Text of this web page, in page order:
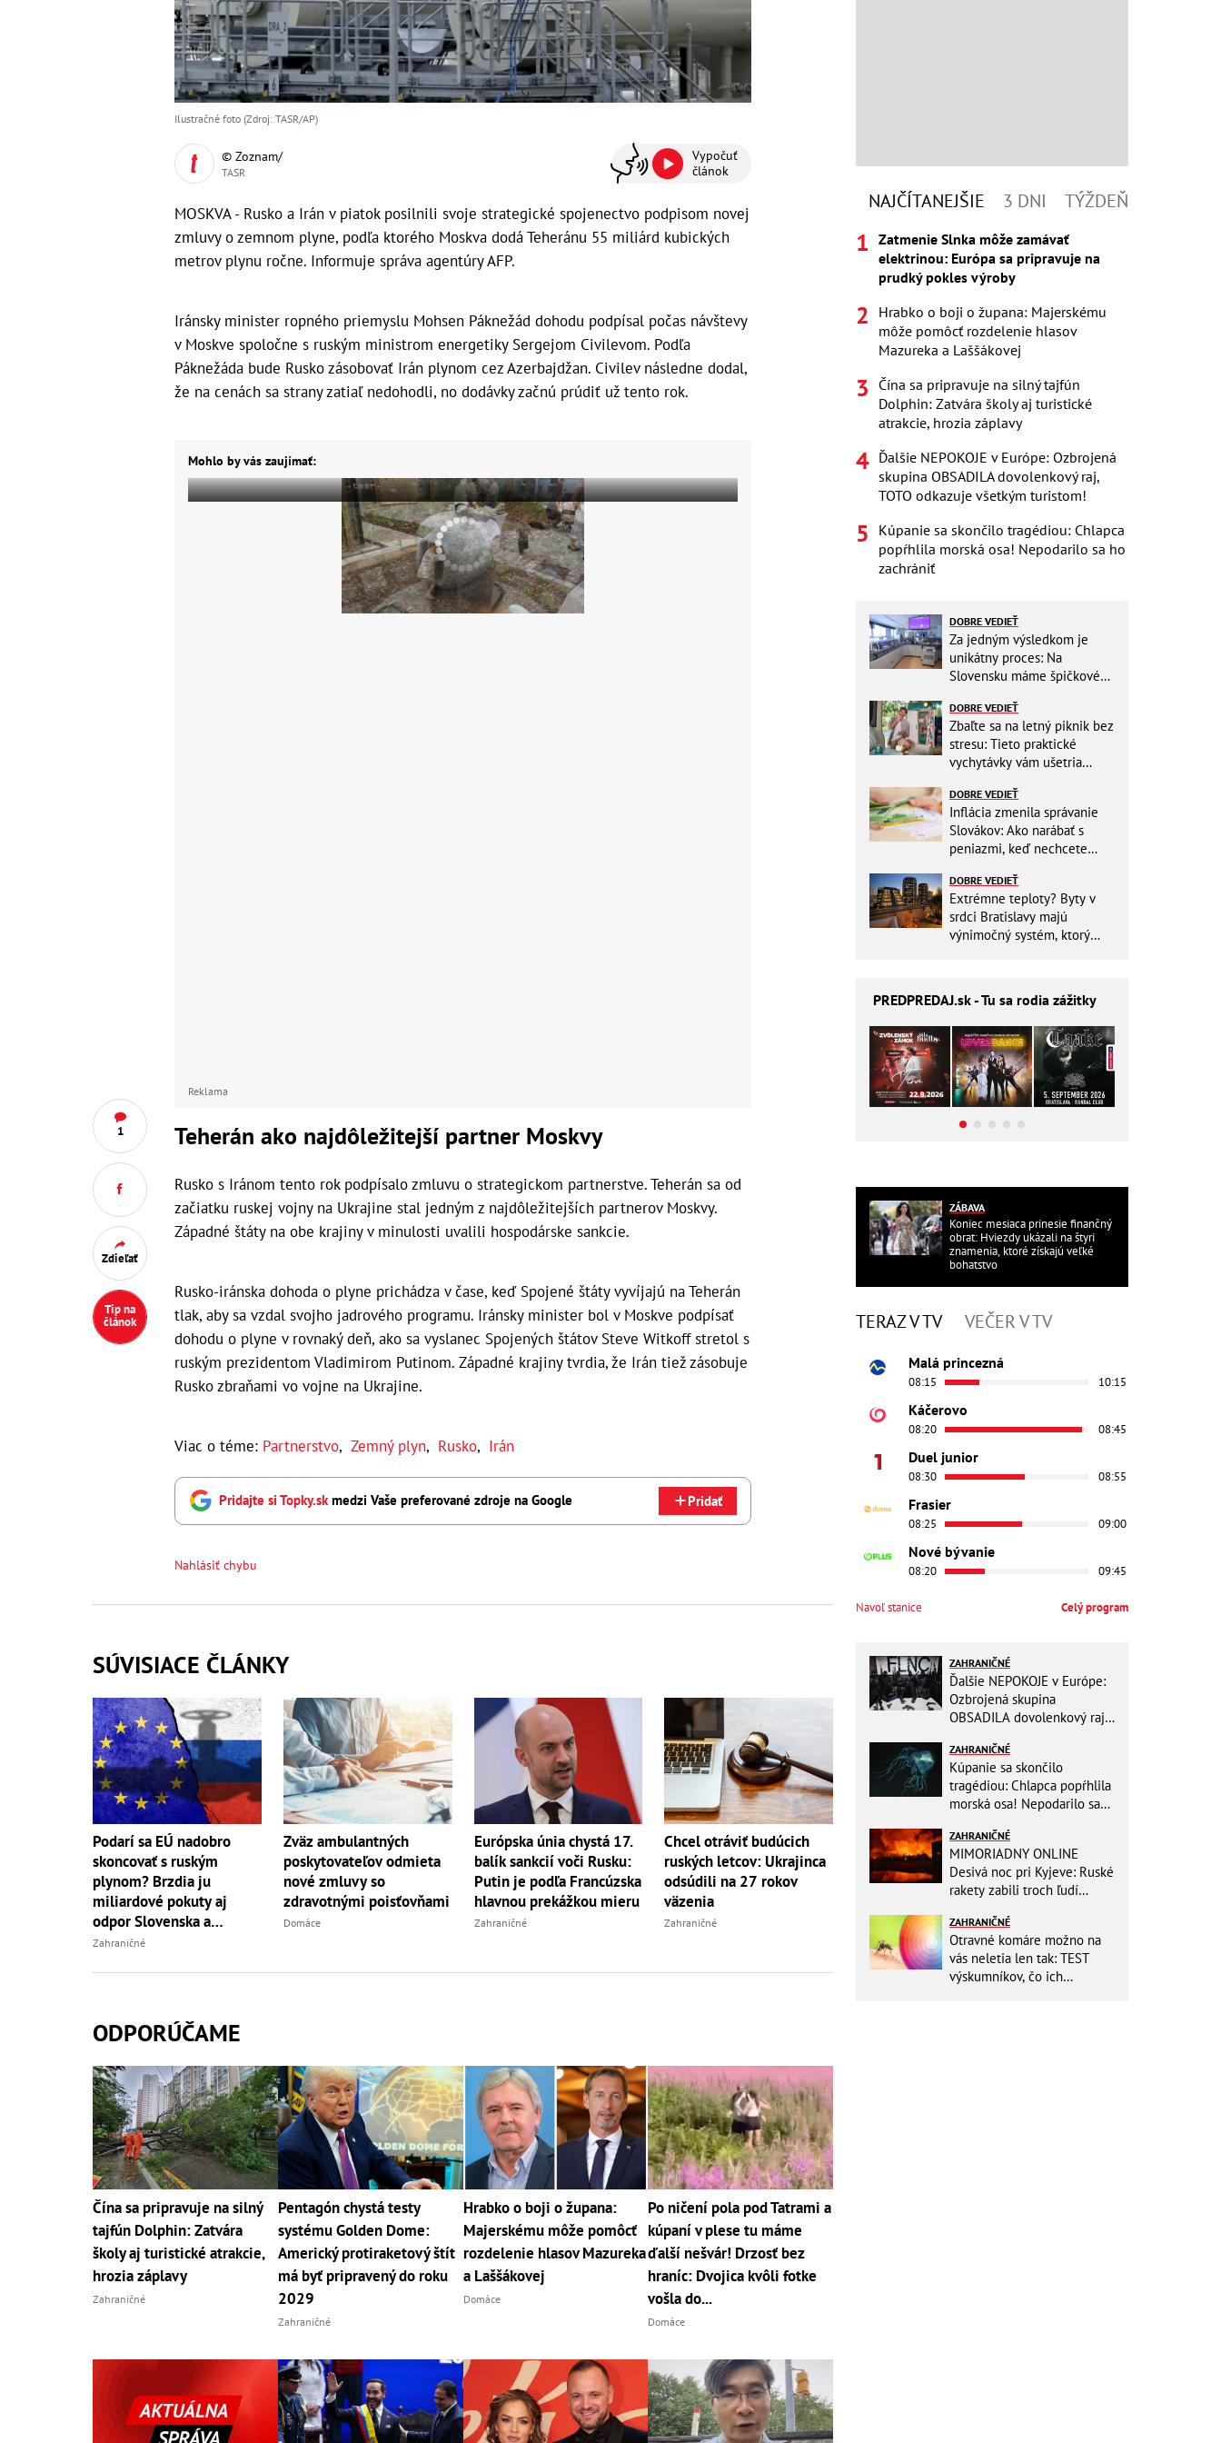
1
Zdieľať
Tip na
článok
Ilustračné foto (Zdroj: TASR/AP)
© Zoznam/
TASR
Vypočuť
článok
MOSKVA - Rusko a Irán v piatok posilnili svoje strategické spojenectvo podpisom novej
zmluvy o zemnom plyne, podľa ktorého Moskva dodá Teheránu 55 miliárd kubických
metrov plynu ročne. Informuje správa agentúry AFP.
Iránsky minister ropného priemyslu Mohsen Páknežád dohodu podpísal počas návštevy
v Moskve spoločne s ruským ministrom energetiky Sergejom Civilevom. Podľa
Páknežáda bude Rusko zásobovať Irán plynom cez Azerbajdžan. Civilev následne dodal,
že na cenách sa strany zatiaľ nedohodli, no dodávky začnú prúdiť už tento rok.
Mohlo by vás zaujímať:
Reklama
Teherán ako najdôležitejší partner Moskvy
Rusko s Iránom tento rok podpísalo zmluvu o strategickom partnerstve. Teherán sa od
začiatku ruskej vojny na Ukrajine stal jedným z najdôležitejších partnerov Moskvy.
Západné štáty na obe krajiny v minulosti uvalili hospodárske sankcie.
Rusko-iránska dohoda o plyne prichádza v čase, keď Spojené štáty vyvíjajú na Teherán
tlak, aby sa vzdal svojho jadrového programu. Iránsky minister bol v Moskve podpísať
dohodu o plyne v rovnaký deň, ako sa vyslanec Spojených štátov Steve Witkoff stretol s
ruským prezidentom Vladimirom Putinom. Západné krajiny tvrdia, že Irán tiež zásobuje
Rusko zbraňami vo vojne na Ukrajine.
Viac o téme: Partnerstvo, Zemný plyn, Rusko, Irán
Pridajte si Topky.skmedzi Vaše preferované zdroje na Google Pridať
Nahlásiť chybu
SÚVISIACE ČLÁNKY
Podarí sa EÚ nadobro
skoncovať s ruským
plynom? Brzdia ju
miliardové pokuty aj
odpor Slovenska a
Maďarska
Zahraničné
Zväz ambulantných
poskytovateľov odmieta
nové zmluvy so
zdravotnými poisťovňami
Domáce
Európska únia chystá 17.
balík sankcií voči Rusku:
Putin je podľa Francúzska
hlavnou prekážkou mieru
Zahraničné
Chcel otráviť budúcich
ruských letcov: Ukrajinca
odsúdili na 27 rokov
väzenia
Zahraničné
ODPORÚČAME
Čína sa pripravuje na silný
tajfún Dolphin: Zatvára
školy aj turistické atrakcie,
hrozia záplavy
Zahraničné
Pentagón chystá testy
systému Golden Dome:
Americký protiraketový štít
má byť pripravený do roku
2029
Zahraničné
Hrabko o boji o župana:
Majerskému môže pomôcť
rozdelenie hlasov Mazureka
a Laššákovej
Domáce
Po ničení pola pod Tatrami a
kúpaní v plese tu máme
ďalší nešvár! Drzosť bez
hraníc: Dvojica kvôli fotke
vošla do...
Domáce
NAJČÍTANEJŠIE 3 DNI TÝŽDEŇ
Zatmenie Slnka môže zamávať
elektrinou: Európa sa pripravuje na
prudký pokles výroby
Hrabko o boji o župana: Majerskému
môže pomôcť rozdelenie hlasov
Mazureka a Laššákovej
Čína sa pripravuje na silný tajfún
Dolphin: Zatvára školy aj turistické
atrakcie, hrozia záplavy
Ďalšie NEPOKOJE v Európe: Ozbrojená
skupina OBSADILA dovolenkový raj,
TOTO odkazuje všetkým turistom!
Kúpanie sa skončilo tragédiou: Chlapca
popŕhlila morská osa! Nepodarilo sa ho
zachrániť
DOBRE VEDIEŤ
Za jedným výsledkom je
unikátny proces: Na
Slovensku máme špičkové
DOBRE VEDIEŤ
Zbaľte sa na letný piknik bez
stresu: Tieto praktické
vychytávky vám ušetria
DOBRE VEDIEŤ
Inflácia zmenila správanie
Slovákov: Ako narábať s
peniazmi, keď nechcete
DOBRE VEDIEŤ
Extrémne teploty? Byty v
srdci Bratislavy majú
výnimočný systém, ktorý
PREDPREDAJ.sk - Tu sa rodia zážitky
ZÁBAVA
Koniec mesiaca prinesie finančný
obrat: Hviezdy ukázali na štyri
znamenia, ktoré získajú veľké
bohatstvo
TERAZ V TV VEČER V TV
Malá princezná
08:15 10:15
Káčerovo
08:20 08:45
Duel junior
08:30 08:55
Frasier
08:25 09:00
Nové bývanie
08:20 09:45
Navoľ stanice Celý program
ZAHRANIČNÉ
Ďalšie NEPOKOJE v Európe:
Ozbrojená skupina
OBSADILA dovolenkový raj,
turistom!
ZAHRANIČNÉ
Kúpanie sa skončilo
tragédiou: Chlapca popŕhlila
morská osa! Nepodarilo sa
ZAHRANIČNÉ
MIMORIADNY ONLINE
Desivá noc pri Kyjeve: Ruské
rakety zabili troch ľudí
výbuchy
ZAHRANIČNÉ
Otravné komáre možno na
vás neletia len tak: TEST
výskumníkov, čo ich